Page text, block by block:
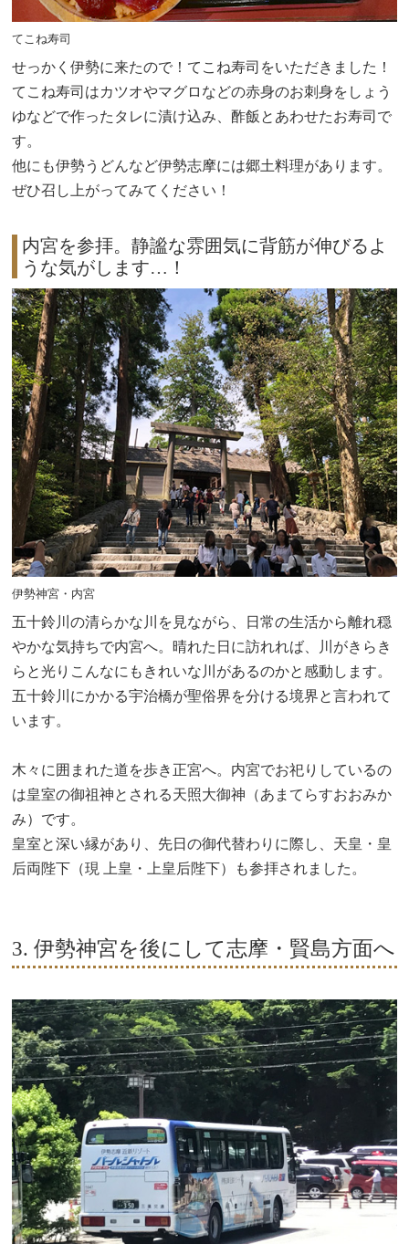
てこね寿司
せっかく伊勢に来たので！てこね寿司をいただきました！
てこね寿司はカツオやマグロなどの赤身のお刺身をしょう
ゆなどで作ったタレに漬け込み、酢飯とあわせたお寿司で
す。
他にも伊勢うどんなど伊勢志摩には郷土料理があります。
ぜひ召し上がってみてください！
内宮を参拝。静謐な雰囲気に背筋が伸びるよ
うな気がします…！
伊勢神宮・内宮
五十鈴川の清らかな川を見ながら、日常の生活から離れ穏
やかな気持ちで内宮へ。晴れた日に訪れれば、川がきらき
らと光りこんなにもきれいな川があるのかと感動します。
五十鈴川にかかる宇治橋が聖俗界を分ける境界と言われて
います。
木々に囲まれた道を歩き正宮へ。内宮でお祀りしているの
は皇室の御祖神とされる天照大御神（あまてらすおおみか
み）です。
皇室と深い縁があり、先日の御代替わりに際し、天皇・皇
后両陛下（現 上皇・上皇后陛下）も参拝されました。
3. 伊勢神宮を後にして志摩・賢島方面へ